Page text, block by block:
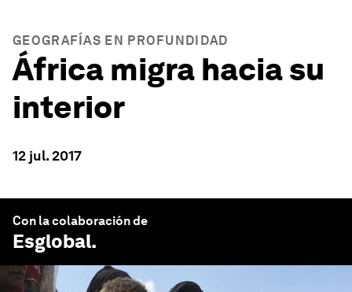
GEOGRAFÍAS EN PROFUNDIDAD
África migra hacia su
interior
12 jul. 2017
Con la colaboración de
Esglobal.